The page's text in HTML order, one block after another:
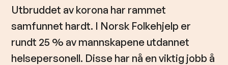
Utbruddet av korona har rammet
samfunnet hardt. I Norsk Folkehjelp er
rundt 25 % av mannskapene utdannet
helsepersonell. Disse har nå en viktig jobb å